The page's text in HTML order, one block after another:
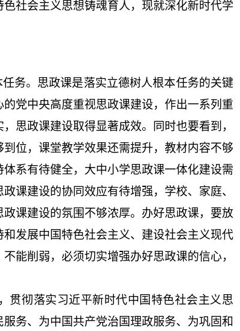
社会主义思想铸魂育人，现就深化新时代学
务。思政课是落实立德树人根本任务的关键
党中央高度重视思政课建设，作出一系列重
思政课建设取得显著成效。同时也要看到，
位，课堂教学效果还需提升，教材内容不够
系有待健全，大中小学思政课一体化建设需
课建设的协同效应有待增强，学校、家庭、
课建设的氛围不够浓厚。办好思政课，要放
发展中国特色社会主义、建设社会主义现代
能削弱，必须切实增强办好思政课的信心，
贯彻落实习近平新时代中国特色社会主义思
务、为中国共产党治国理政服务、为巩固和